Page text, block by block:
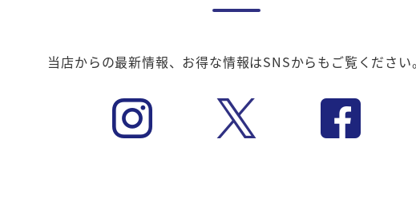
当店からの最新情報、お得な情報はSNSからもご覧ください